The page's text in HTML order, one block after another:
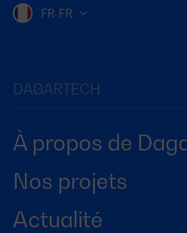
DAGARTECH
À propos de
Nos projets
Actualité
FR-FR